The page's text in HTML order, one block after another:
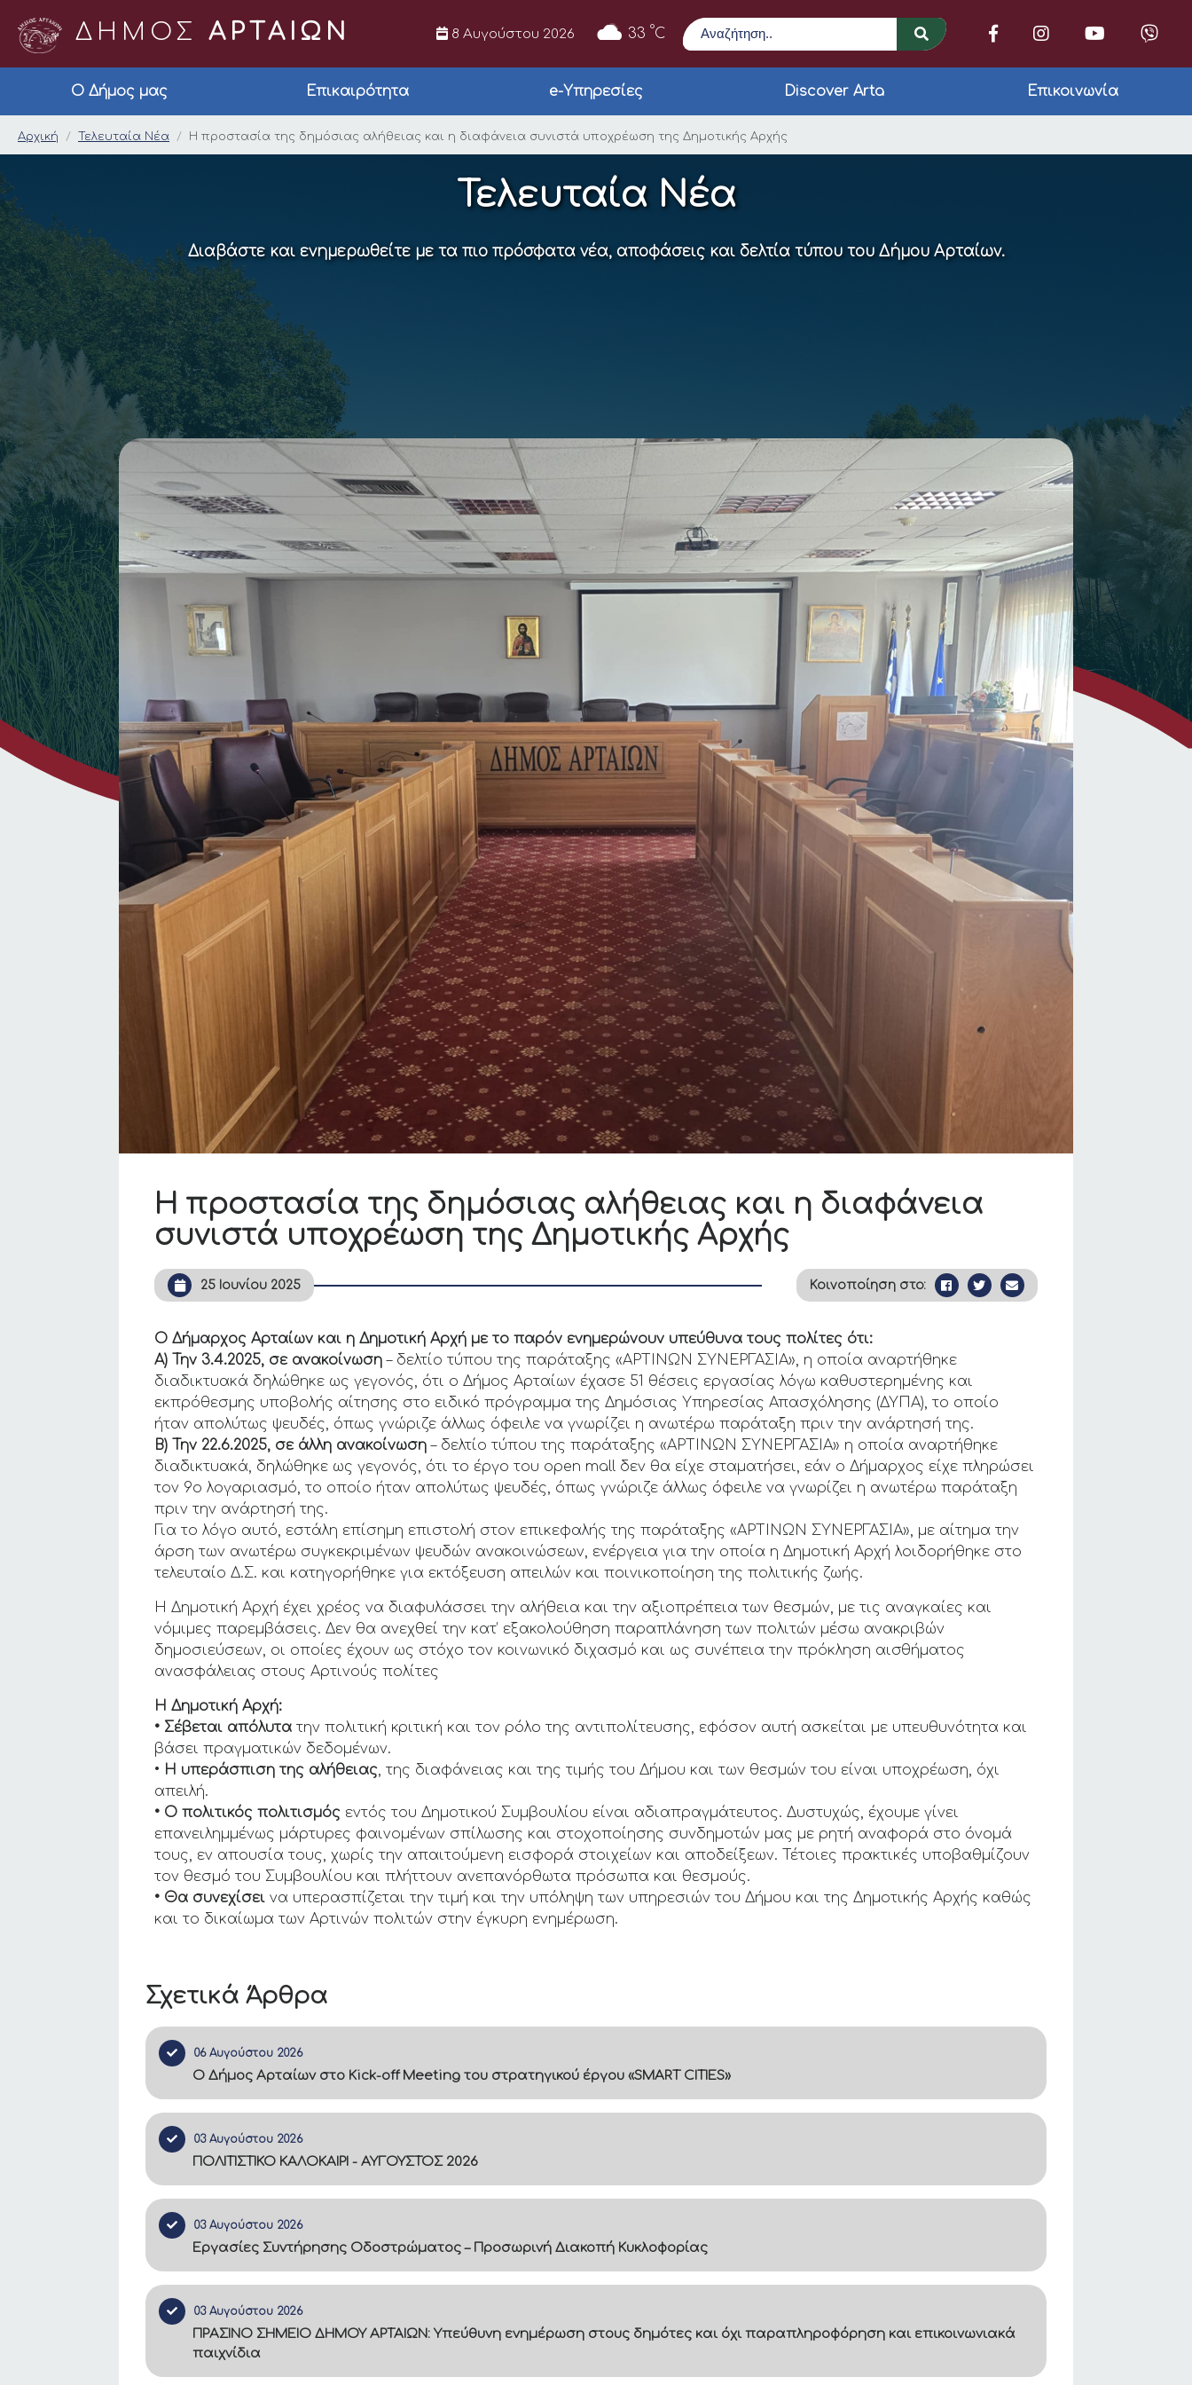
ΔΗΜΟΣ ΑΡΤΑΙΩΝ 8 Αυγούστου 2026 33 °C
Αναζήτηση
Ο Δήμος μας Επικαιρότητα e-Υπηρεσίες Discover Arta Επικοινωνία
Η προστασία της δημόσιας αλήθειας και η διαφάνεια
Αρχική Τελευταία Νέα Η προστασία της δημόσιας αλήθειας και η διαφάνεια συνιστά υποχρέωση της Δημοτικής Αρχής
Τελευταία Νέα
Διαβάστε και ενημερωθείτε με τα πιο πρόσφατα νέα, αποφάσεις και δελτία τύπου του Δήμου Αρταίων.
Σχετικά Άρθρα
06 Αυγούστου 2026
Ο Δήμος Αρταίων στο Kick-off Meeting του στρατηγικού έργου «SMART CITIES»
03 Αυγούστου 2026
ΠΟΛΙΤΙΣΤΙΚΟ ΚΑΛΟΚΑΙΡΙ - ΑΥΓΟΥΣΤΟΣ 2026
03 Αυγούστου 2026
Εργασίες Συντήρησης Οδοστρώματος – Προσωρινή Διακοπή Κυκλοφορίας
03 Αυγούστου 2026
ΠΡΑΣΙΝΟ ΣΗΜΕΙΟ ΔΗΜΟΥ ΑΡΤΑΙΩΝ: Υπεύθυνη ενημέρωση στους δημότες και όχι παραπληροφόρηση και επικοινωνιακά
παιχνίδια
Η προστασία της δημόσιας αλήθειας και η διαφάνεια
συνιστά υποχρέωση της Δημοτικής Αρχής
25 Ιουνίου 2025 Κοινοποίηση στο:
Ο Δήμαρχος Αρταίων και η Δημοτική Αρχή με το παρόν ενημερώνουν υπεύθυνα τους πολίτες ότι:
Α) Την 3.4.2025, σε ανακοίνωση – δελτίο τύπου της παράταξης «ΑΡΤΙΝΩΝ ΣΥΝΕΡΓΑΣΙΑ», η οποία αναρτήθηκε
διαδικτυακά δηλώθηκε ως γεγονός, ότι ο Δήμος Αρταίων έχασε 51 θέσεις εργασίας λόγω καθυστερημένης και
εκπρόθεσμης υποβολής αίτησης στο ειδικό πρόγραμμα της Δημόσιας Υπηρεσίας Απασχόλησης (ΔΥΠΑ), το οποίο
ήταν απολύτως ψευδές, όπως γνώριζε άλλως όφειλε να γνωρίζει η ανωτέρω παράταξη πριν την ανάρτησή της.
Β) Την 22.6.2025, σε άλλη ανακοίνωση – δελτίο τύπου της παράταξης «ΑΡΤΙΝΩΝ ΣΥΝΕΡΓΑΣΙΑ» η οποία αναρτήθηκε
διαδικτυακά, δηλώθηκε ως γεγονός, ότι το έργο του open mall δεν θα είχε σταματήσει, εάν ο Δήμαρχος είχε πληρώσει
τον 9ο λογαριασμό, το οποίο ήταν απολύτως ψευδές, όπως γνώριζε άλλως όφειλε να γνωρίζει η ανωτέρω παράταξη
πριν την ανάρτησή της.
Για το λόγο αυτό, εστάλη επίσημη επιστολή στον επικεφαλής της παράταξης «ΑΡΤΙΝΩΝ ΣΥΝΕΡΓΑΣΙΑ», με αίτημα την
άρση των ανωτέρω συγκεκριμένων ψευδών ανακοινώσεων, ενέργεια για την οποία η Δημοτική Αρχή λοιδορήθηκε στο
τελευταίο Δ.Σ. και κατηγορήθηκε για εκτόξευση απειλών και ποινικοποίηση της πολιτικής ζωής.
Η Δημοτική Αρχή έχει χρέος να διαφυλάσσει την αλήθεια και την αξιοπρέπεια των θεσμών, με τις αναγκαίες και
νόμιμες παρεμβάσεις. Δεν θα ανεχθεί την κατ’ εξακολούθηση παραπλάνηση των πολιτών μέσω ανακριβών
δημοσιεύσεων, οι οποίες έχουν ως στόχο τον κοινωνικό διχασμό και ως συνέπεια την πρόκληση αισθήματος
ανασφάλειας στους Αρτινούς πολίτες
Η Δημοτική Αρχή:
• Σέβεται απόλυτα την πολιτική κριτική και τον ρόλο της αντιπολίτευσης, εφόσον αυτή ασκείται με υπευθυνότητα και
βάσει πραγματικών δεδομένων.
• Η υπεράσπιση της αλήθειας, της διαφάνειας και της τιμής του Δήμου και των θεσμών του είναι υποχρέωση, όχι
απειλή.
• Ο πολιτικός πολιτισμός εντός του Δημοτικού Συμβουλίου είναι αδιαπραγμάτευτος. Δυστυχώς, έχουμε γίνει
επανειλημμένως μάρτυρες φαινομένων σπίλωσης και στοχοποίησης συνδημοτών μας με ρητή αναφορά στο όνομά
τους, εν απουσία τους, χωρίς την απαιτούμενη εισφορά στοιχείων και αποδείξεων. Τέτοιες πρακτικές υποβαθμίζουν
τον θεσμό του Συμβουλίου και πλήττουν ανεπανόρθωτα πρόσωπα και θεσμούς.
• Θα συνεχίσει να υπερασπίζεται την τιμή και την υπόληψη των υπηρεσιών του Δήμου και της Δημοτικής Αρχής καθώς
και το δικαίωμα των Αρτινών πολιτών στην έγκυρη ενημέρωση.